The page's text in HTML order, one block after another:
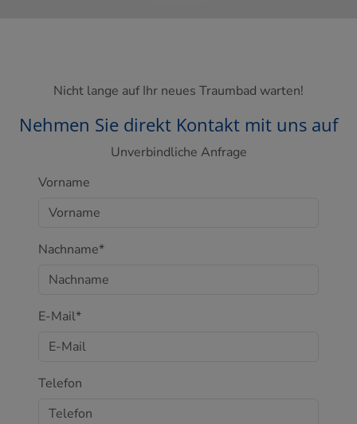
Nicht lange auf Ihr neues Traumbad warten!
Nehmen Sie direkt Kontakt mit uns auf
Unverbindliche Anfrage
Vorname
Nachname*
E-Mail*
Telefon